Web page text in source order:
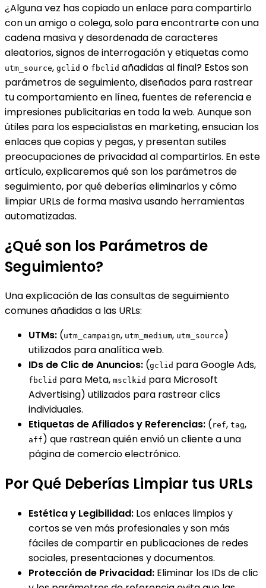
¿Alguna vez has copiado un enlace para compartirlo
con un amigo o colega, solo para encontrarte con una
cadena masiva y desordenada de caracteres
aleatorios, signos de interrogación y etiquetas como
utm_source, gclid o fbclid añadidas al final? Estos son
parámetros de seguimiento, diseñados para rastrear
tu comportamiento en línea, fuentes de referencia e
impresiones publicitarias en toda la web. Aunque son
útiles para los especialistas en marketing, ensucian los
enlaces que copias y pegas, y presentan sutiles
preocupaciones de privacidad al compartirlos. En este
artículo, explicaremos qué son los parámetros de
seguimiento, por qué deberías eliminarlos y cómo
limpiar URLs de forma masiva usando herramientas
automatizadas.
¿Qué son los Parámetros de
Seguimiento?
Una explicación de las consultas de seguimiento
comunes añadidas a las URLs:
UTMs: (utm_campaign, utm_medium, utm_source )
utilizados para analítica web.
IDs de Clic de Anuncios: (gclid para Google Ads,
fbclid para Meta, msclkid para Microsoft
Advertising) utilizados para rastrear clics
individuales.
Etiquetas de Afiliados y Referencias: ( ref, tag,
aff ) que rastrean quién envió un cliente a una
página de comercio electrónico.
Por Qué Deberías Limpiar tus URLs
Estética y Legibilidad: Los enlaces limpios y
cortos se ven más profesionales y son más
fáciles de compartir en publicaciones de redes
sociales, presentaciones y documentos.
Protección de Privacidad: Eliminar los IDs de clic